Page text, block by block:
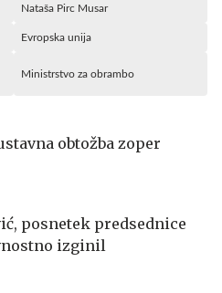
Nataša Pirc Musar
Evropska unija
Ministrstvo za obrambo
obtožba zoper
posnetek predsednice
izginil